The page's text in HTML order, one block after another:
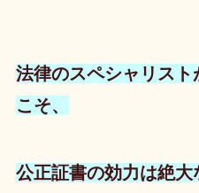
法律のスペシャリス
こそ、
公正証書の効力は絶大